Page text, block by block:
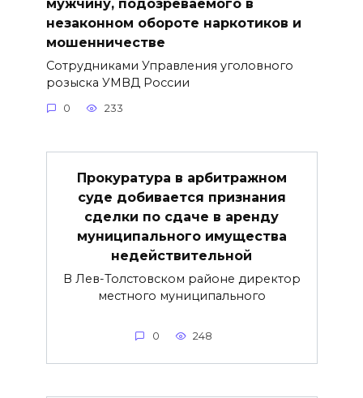
незаконном обороте наркотиков и
мошенничестве
Сотрудниками Управления уголовного
розыска УМВД России
0 233
Прокуратура в арбитражном
суде добивается признания
сделки по сдаче в аренду
муниципального имущества
недействительной
В Лев-Толстовском районе директор
местного муниципального
0 248